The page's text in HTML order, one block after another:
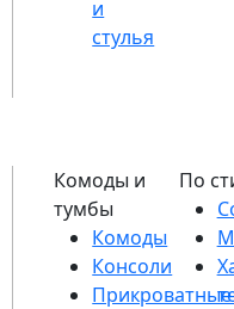
Комоды
Консоли
Прикроватные